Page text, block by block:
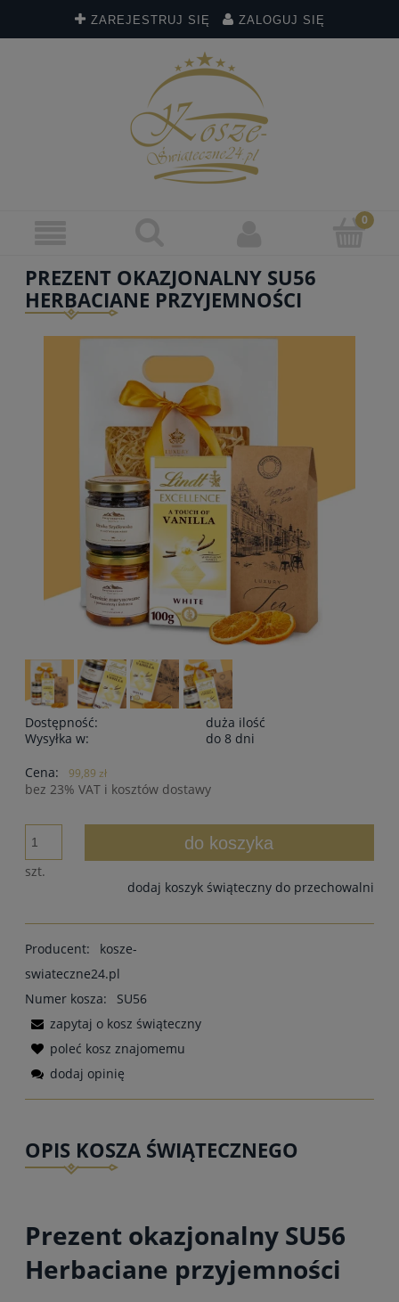
ZAREJESTRUJ SIĘ ZALOGUJ SIĘ
PREZENT OKAZJONALNY SU56
HERBACIANE PRZYJEMNOŚCI
Dostępność:
duża ilość
Wysyłka w:
do 8 dni
Cena:
99,89 zł
bez 23% VAT i kosztów dostawy
szt.
do koszyka
dodaj koszyk świąteczny do przechowalni
Producent:
kosze-
swiateczne24.pl
Numer kosza:
SU56
zapytaj o kosz świąteczny
poleć kosz znajomemu
dodaj opinię
OPIS KOSZA ŚWIĄTECZNEGO
Prezent okazjonalny SU56
Herbaciane przyjemności